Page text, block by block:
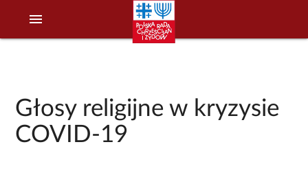
menu
Głosy religijne w kryzysie
COVID-19